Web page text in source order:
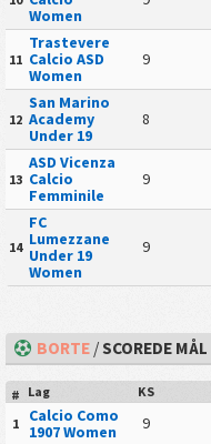
Women
11
Trastevere
Calcio ASD
Women
9
12
San Marino
Academy
Under 19
8
13
ASD Vicenza
Calcio
Femminile
9
14
FC
Lumezzane
Under 19
Women
9
BORTE /SCOREDE MÅL
# Lag KS
1
Calcio Como
1907 Women
9